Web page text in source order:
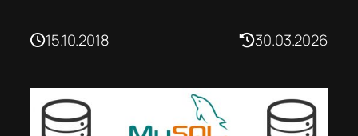
15.10.2018 30.03.2026